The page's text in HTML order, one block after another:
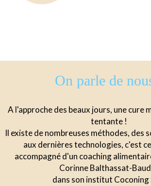
On parle de
A l'approche des beaux jours, une cure
tentante !
Il existe de nombreuses méthodes, des
aux dernières technologies, c'est
accompagné d'un coaching
Corinne Balthassat-
dans son institut Coconing